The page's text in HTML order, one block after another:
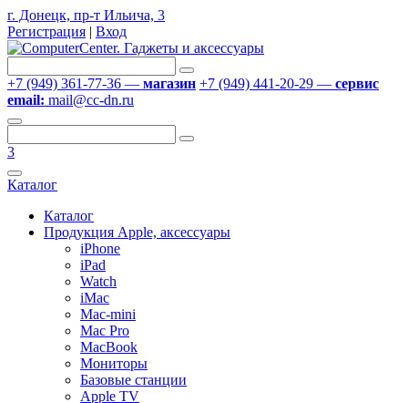
г. Донецк, пр-т Ильича, 3
Регистрация | Вход
+7 (949) 361-77-36 — магазин +7 (949) 441-20-29 — сервис
email: mail@cc-dn.ru
3
Каталог
Каталог
Продукция Apple, аксессуары
iPhone
iPad
Watch
iMac
Mac-mini
Mac Pro
MacBook
Мониторы
Базовые станции
Apple TV